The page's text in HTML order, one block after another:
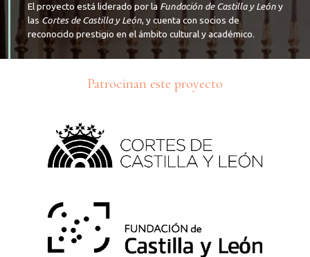
El proyecto está liderado por la Fundación de Castilla y Leóny
lasCortes de Castilla y León, y cuenta con socios de
reconocido prestigio en el ámbito cultural y académico.
Patrocinan este proyecto